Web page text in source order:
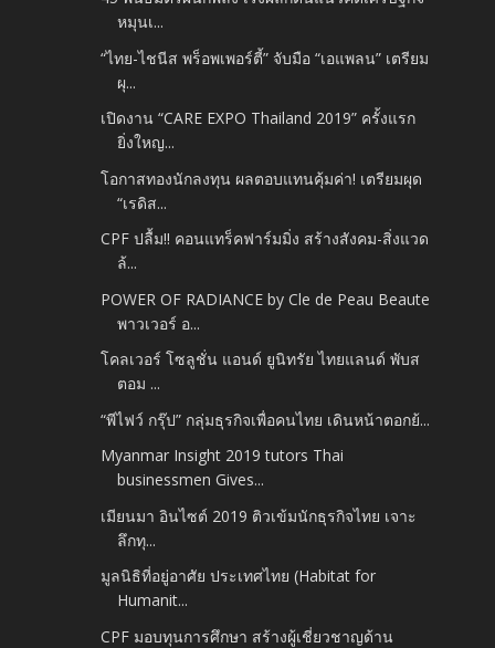
หมุนเ...
“ไทย-ไชนีส พร็อพเพอร์ตี้” จับมือ “เอแพลน” เตรียม
ผุ...
เปิดงาน “CARE EXPO Thailand 2019” ครั้งแรก
ยิ่งใหญ...
โอกาสทองนักลงทุน ผลตอบแทนคุ้มค่า! เตรียมผุด
“เรดิส...
CPF ปลื้ม!! คอนแทร็คฟาร์มมิ่ง สร้างสังคม-สิ่งแวด
ล้...
POWER OF RADIANCE by Cle de Peau Beaute
พาวเวอร์ อ...
โคลเวอร์ โซลูชั่น แอนด์ ยูนิทรัย ไทยแลนด์ พับส
ตอม ...
“พีไฟว์ กรุ๊ป” กลุ่มธุรกิจเพื่อคนไทย เดินหน้าตอกย้...
Myanmar Insight 2019 tutors Thai
businessmen Gives...
เมียนมา อินไซต์ 2019 ติวเข้มนักธุรกิจไทย เจาะ
ลึกทุ...
มูลนิธิที่อยู่อาศัย ประเทศไทย (Habitat for
Humanit...
CPF มอบทุนการศึกษา สร้างผู้เชี่ยวชาญด้าน